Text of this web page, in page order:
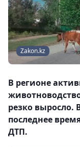
Zakon.kz
В регионе
резко выросло.
последнее
ДТП.